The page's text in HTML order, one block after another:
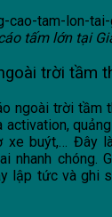
tấm lớn tại
trời tầm
ngoài trời tầm
activation,
xe buýt,… Đây
nhanh chóng.
lập tức và ghi